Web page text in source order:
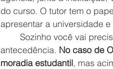
do curso. O tutor tem o
apresentar a universidade
antecedência. No caso de
moradia estudantil, mas